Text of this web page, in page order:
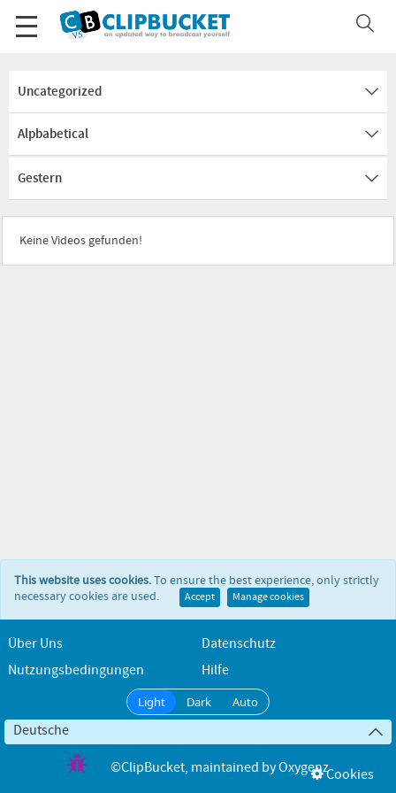
Uncategorized
Alpbabetical
Gestern
Keine Videos gefunden!
This website uses cookies.To ensure the best experience, only strictly
necessary cookies are used.
Accept Manage cookies
Über Uns
Datenschutz
Nutzungsbedingungen
Hilfe
Light Dark Auto
Deutsche
©ClipBucket, maintained byOxygenzCookies